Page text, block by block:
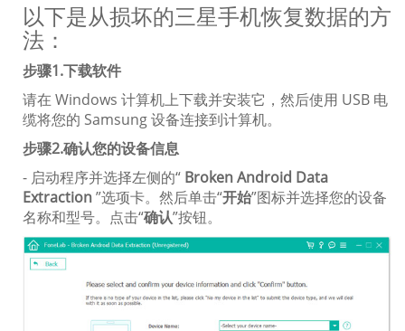
以下是从损坏的三星手机恢复数据的方
法：
步骤1.下载软件
请在 Windows 计算机上下载并安装它，然后使用 USB 电
缆将您的 Samsung 设备连接到计算机。
步骤2.确认您的设备信息
- 启动程序并选择左侧的“ Broken Android Data
Extraction”选项卡。然后单击“开始”图标并选择您的设备
名称和型号。点击“确认”按钮。